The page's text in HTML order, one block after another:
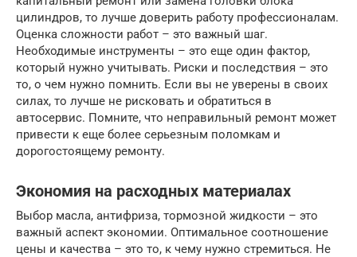
цилиндров, то лучше доверить работу профессионалам.
Оценка сложности работ – это важный шаг.
Необходимые инструменты – это еще один фактор,
который нужно учитывать. Риски и последствия – это
то, о чем нужно помнить. Если вы не уверены в своих
силах, то лучше не рисковать и обратиться в
автосервис. Помните, что неправильный ремонт может
привести к еще более серьезным поломкам и
дорогостоящему ремонту.
Экономия на расходных материалах
Выбор масла, антифриза, тормозной жидкости – это
важный аспект экономии. Оптимальное соотношение
цены и качества – это то, к чему нужно стремиться. Не